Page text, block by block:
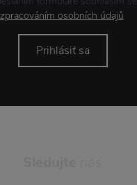
zpracováním osobních údajů.
Prihlásiť sa